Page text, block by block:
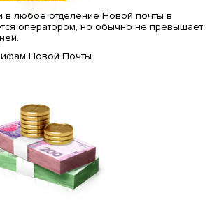
в любое отделение Новой почты в
оператором, но обычно не превышает
Новой Почты.